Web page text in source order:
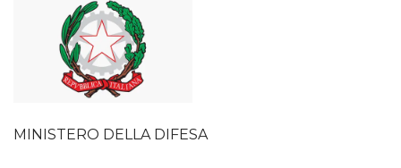
MINISTERO DELLA DIFESA